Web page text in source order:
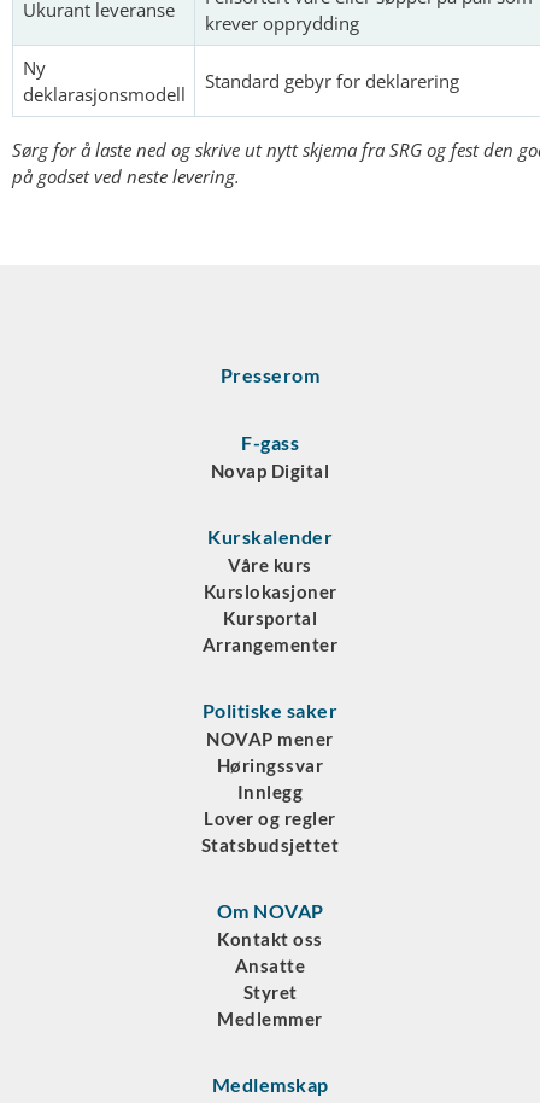
Ukurant leveranse
krever opprydding
Ny
deklarasjonsmodell
Standard gebyr for deklarering
Sørg for å laste ned og skrive ut nytt skjema fra SRG og fest den
på godset ved neste levering.
Presserom
F-gass
Novap Digital
Kurskalender
Våre kurs
Kurslokasjoner
Kursportal
Arrangementer
Politiske saker
NOVAP mener
Høringssvar
Innlegg
Lover og regler
Statsbudsjettet
Om NOVAP
Kontakt oss
Ansatte
Styret
Medlemmer
Medlemskap